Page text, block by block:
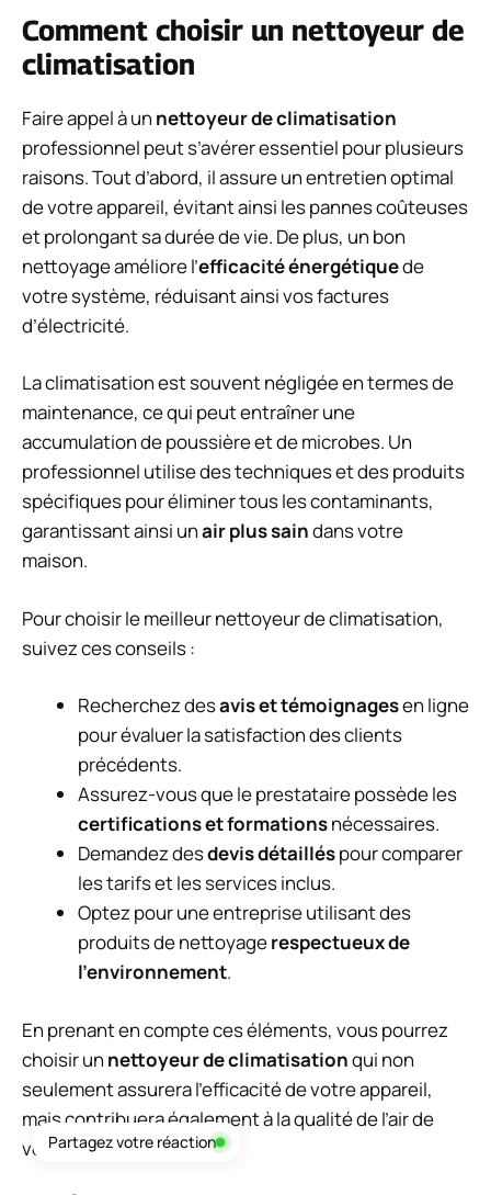
Comment choisir un nettoyeur de
climatisation
Faire appel à un nettoyeur de climatisation
professionnel peut s’avérer essentiel pour plusieurs
raisons. Tout d’abord, il assure un entretien optimal
de votre appareil, évitant ainsi les pannes coûteuses
et prolongant sa durée de vie. De plus, un bon
nettoyage améliore l’efficacité énergétiquede
votre système, réduisant ainsi vos factures
d’électricité.
La climatisation est souvent négligée en termes de
maintenance, ce qui peut entraîner une
accumulation de poussière et de microbes. Un
professionnel utilise des techniques et des produits
spécifiques pour éliminer tous les contaminants,
garantissant ainsi unair plus saindans votre
maison.
Pour choisir le meilleur nettoyeur de climatisation,
suivez ces conseils :
Recherchez desavis et témoignagesen ligne
pour évaluer la satisfaction des clients
précédents.
Assurez-vous que le prestataire possède les
certifications et formationsnécessaires.
Demandez desdevis détailléspour comparer
les tarifs et les services inclus.
Optez pour une entreprise utilisant des
produits de nettoyagerespectueux de
l’environnement.
En prenant en compte ces éléments, vous pourrez
choisir un nettoyeur de climatisationqui non
seulement assurera l’efficacité de votre appareil,
mais contribuera également à la qualité de l’air de
votre maison.
Partagez votre réaction